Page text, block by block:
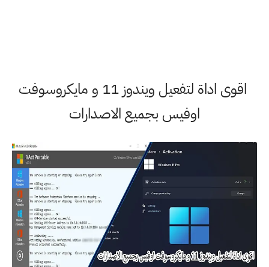
اقوى اداة لتفعيل ويندوز 11 و مايكروسوفت
اوفيس بجميع الاصدارات